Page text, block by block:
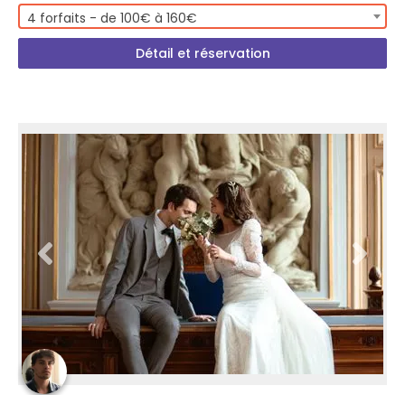
4 forfaits - de 100€ à 160€
Détail et réservation